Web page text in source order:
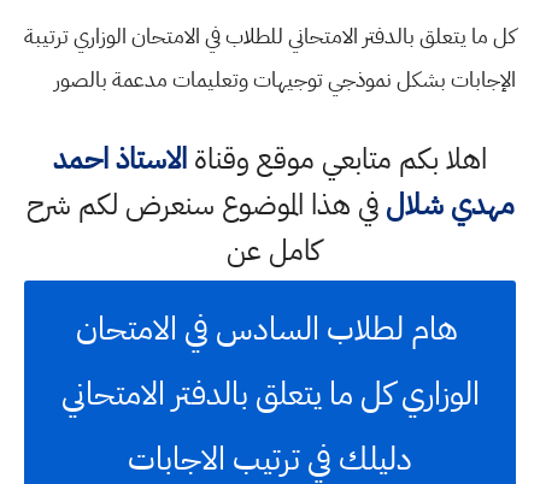
كل ما يتعلق بالدفتر الامتحاني للطلاب في الامتحان الوزاري ترتيبة
الإجابات بشكل نموذجي توجيهات وتعليمات مدعمة بالصور
اهلا بكم متابعي موقع وقناةالاستاذ احمد
مهدي شلالفي هذا الموضوع سنعرض لكم شرح
كامل عن
هام لطلاب السادس في الامتحان
الوزاري كل ما يتعلق بالدفتر الامتحاني
دليلك في ترتيب الاجابات